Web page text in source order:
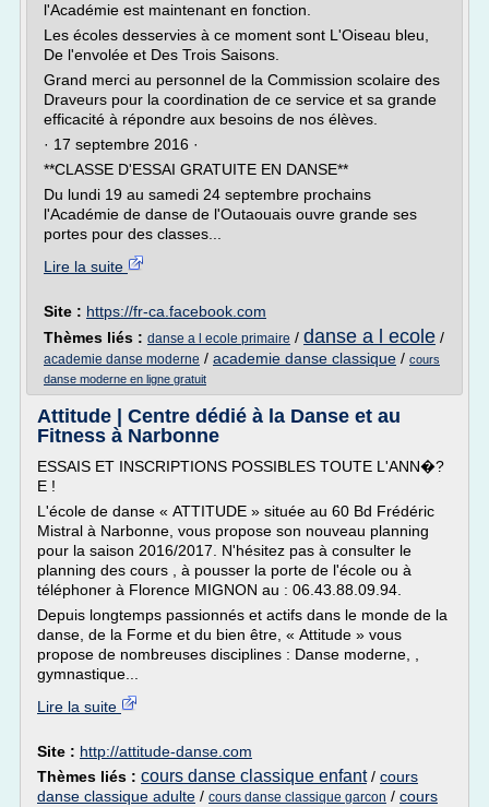
l'Académie est maintenant en fonction.
Les écoles desservies à ce moment sont L'Oiseau bleu,
De l'envolée et Des Trois Saisons.
Grand merci au personnel de la Commission scolaire des
Draveurs pour la coordination de ce service et sa grande
efficacité à répondre aux besoins de nos élèves.
· 17 septembre 2016 ·
**CLASSE D'ESSAI GRATUITE EN DANSE**
Du lundi 19 au samedi 24 septembre prochains
l'Académie de danse de l'Outaouais ouvre grande ses
portes pour des classes...
Lire la suite
Site : https://fr-ca.facebook.com
Thèmes liés : danse a l ecole primaire / danse a l ecole /
academie danse moderne / academie danse classique / cours
danse moderne en ligne gratuit
Attitude | Centre dédié à la Danse et au
Fitness à Narbonne
ESSAIS ET INSCRIPTIONS POSSIBLES TOUTE L'ANN�?
E !
L'école de danse « ATTITUDE » située au 60 Bd Frédéric
Mistral à Narbonne, vous propose son nouveau planning
pour la saison 2016/2017. N'hésitez pas à consulter le
planning des cours , à pousser la porte de l'école ou à
téléphoner à Florence MIGNON au : 06.43.88.09.94.
Depuis longtemps passionnés et actifs dans le monde de la
danse, de la Forme et du bien être, « Attitude » vous
propose de nombreuses disciplines : Danse moderne, ,
gymnastique...
Lire la suite
Site : http://attitude-danse.com
Thèmes liés : cours danse classique enfant/ cours
danse classique adulte / cours danse classique garcon / cours